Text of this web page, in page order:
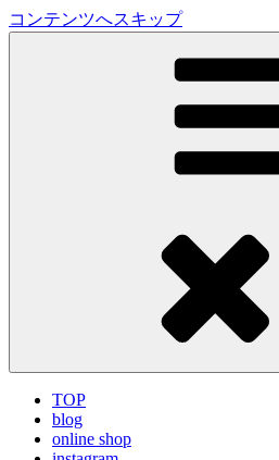
コンテンツへスキップ
LA VILLA ROUGE Blog
TOP
blog
online shop